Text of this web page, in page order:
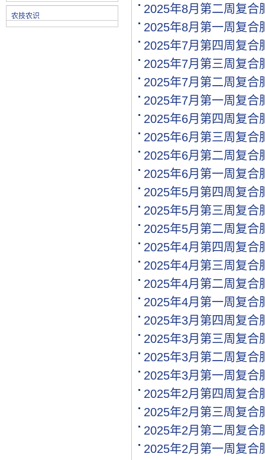
[购买]宁夏购买罗硫酸钾(.
[购买]河北石家庄购买硫酸.
农技农识
2025年8月第二周复合
2025年8月第一周复合
2025年7月第四周复合
2025年7月第三周复合
2025年7月第二周复合
2025年7月第一周复合
2025年6月第四周复合
2025年6月第三周复合
2025年6月第二周复合
2025年6月第一周复合
2025年5月第四周复合
2025年5月第三周复合
2025年5月第二周复合
2025年4月第四周复合
2025年4月第三周复合
2025年4月第二周复合
2025年4月第一周复合
2025年3月第四周复合
2025年3月第三周复合
2025年3月第二周复合
2025年3月第一周复合
2025年2月第四周复合
2025年2月第三周复合
2025年2月第二周复合
2025年2月第一周复合